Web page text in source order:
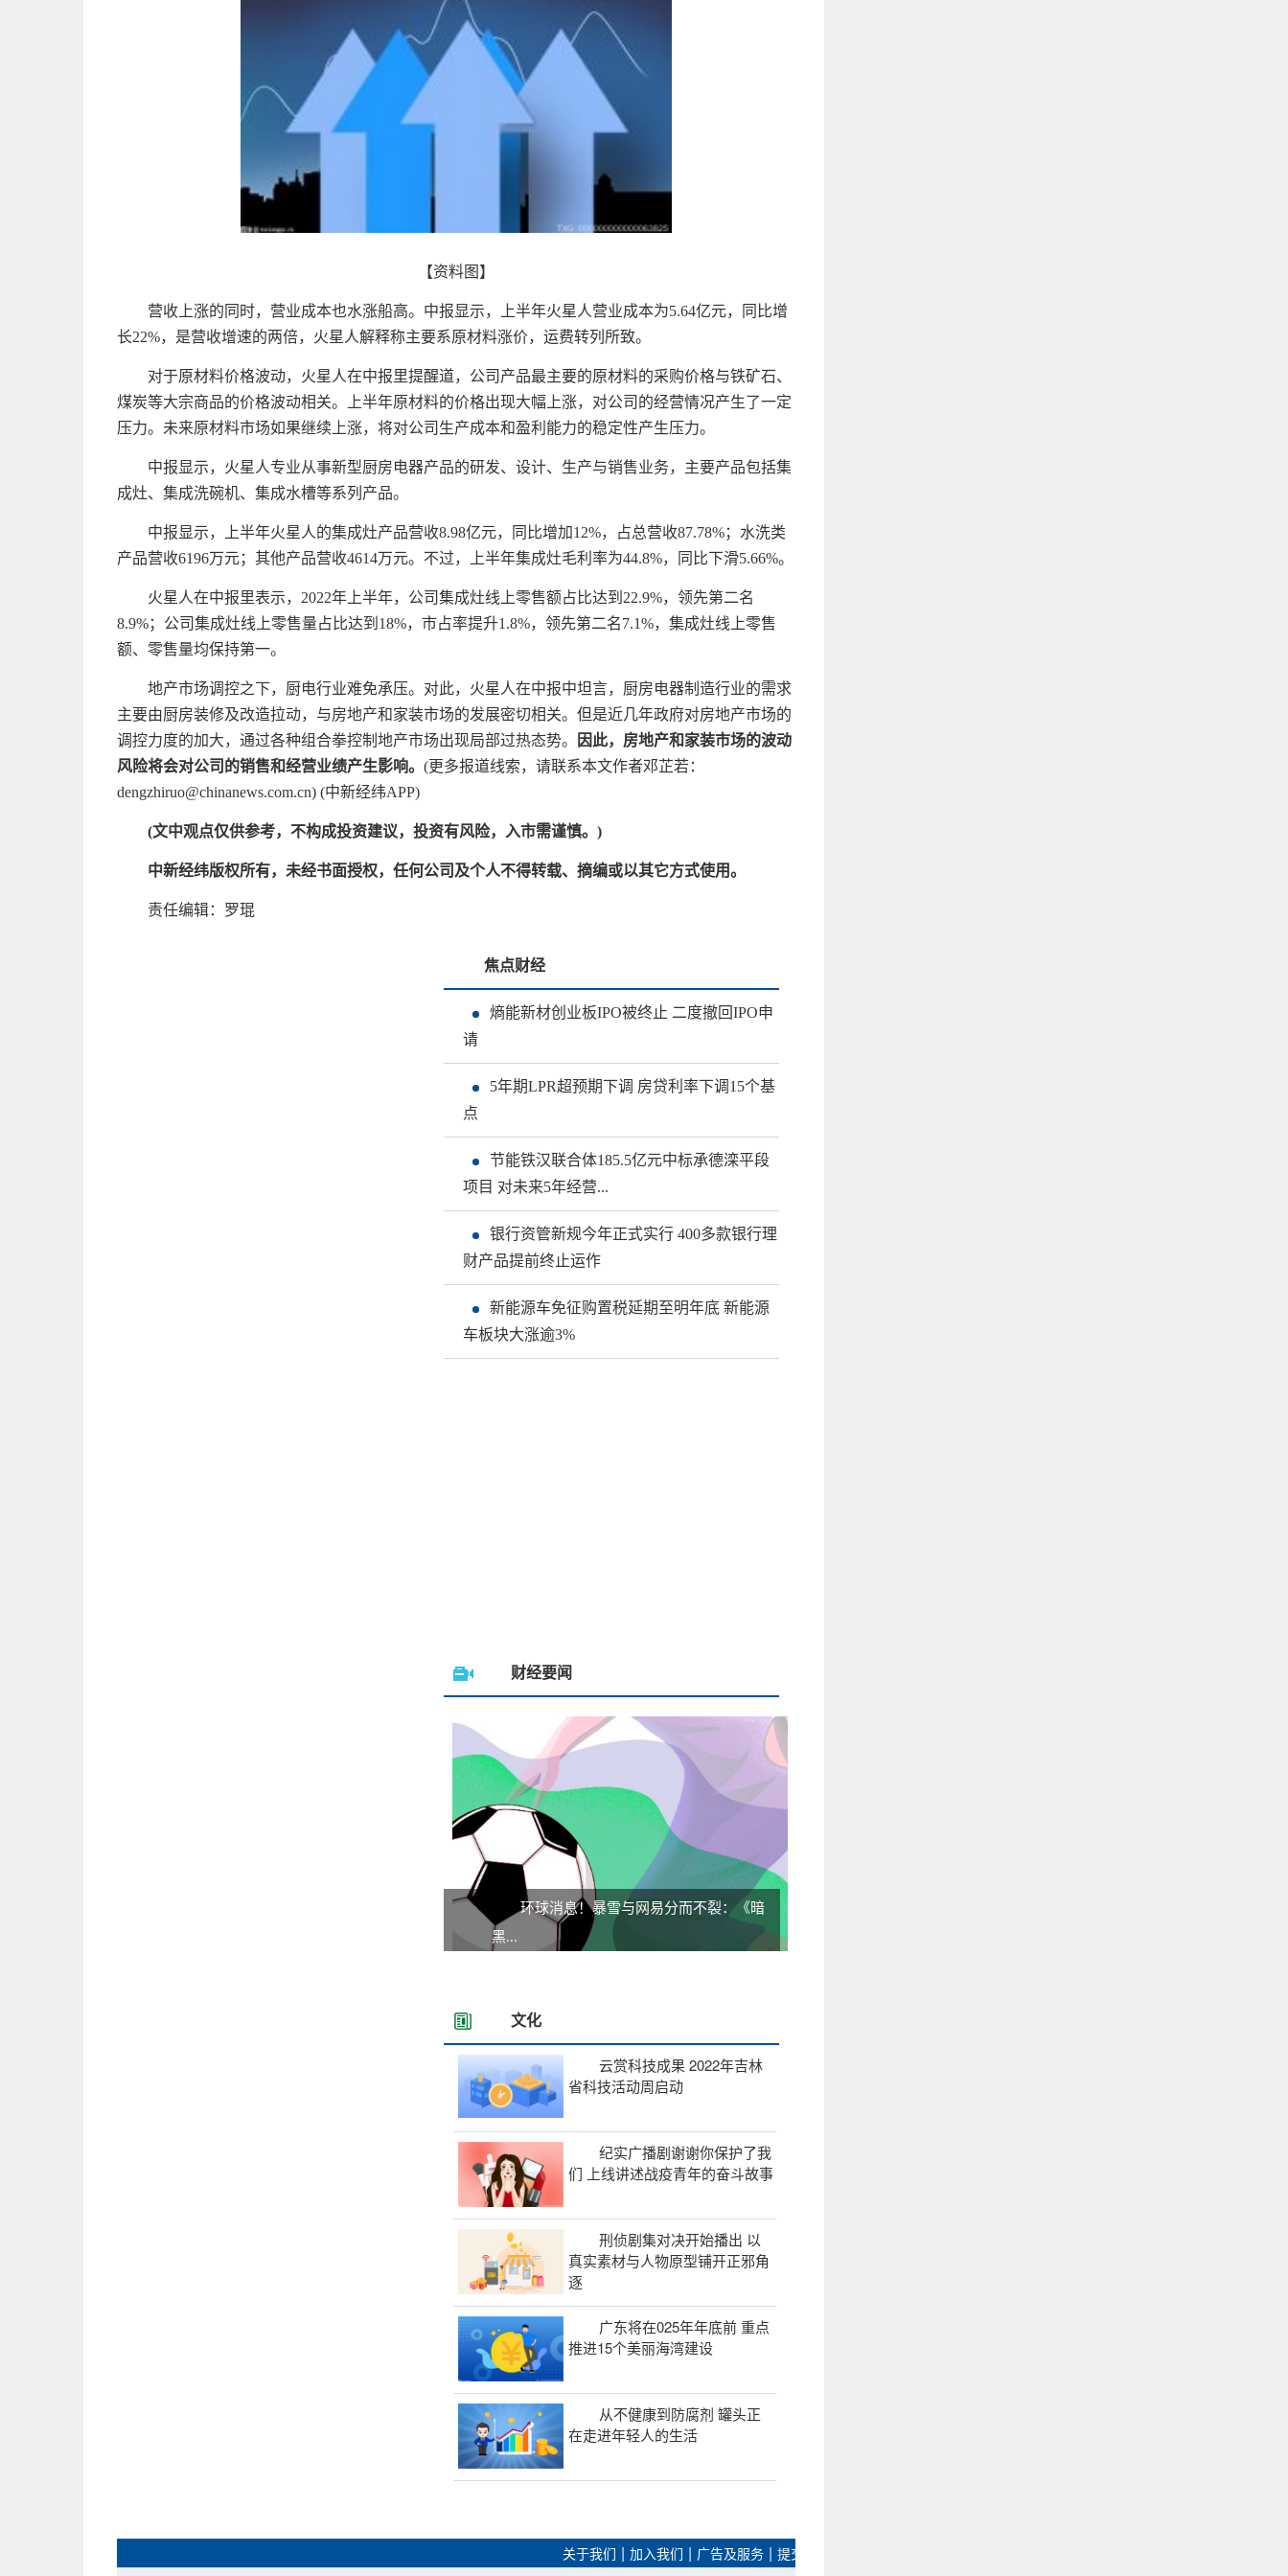
【资料图】
营收上涨的同时，营业成本也水涨船高。中报显示，上半年火星人营业成本为5.64亿元，同比增
长22%，是营收增速的两倍，火星人解释称主要系原材料涨价，运费转列所致。
对于原材料价格波动，火星人在中报里提醒道，公司产品最主要的原材料的采购价格与铁矿石、
煤炭等大宗商品的价格波动相关。上半年原材料的价格出现大幅上涨，对公司的经营情况产生了一定
压力。未来原材料市场如果继续上涨，将对公司生产成本和盈利能力的稳定性产生压力。
中报显示，火星人专业从事新型厨房电器产品的研发、设计、生产与销售业务，主要产品包括集
成灶、集成洗碗机、集成水槽等系列产品。
中报显示，上半年火星人的集成灶产品营收8.98亿元，同比增加12%，占总营收87.78%；水洗类
产品营收6196万元；其他产品营收4614万元。不过，上半年集成灶毛利率为44.8%，同比下滑5.66%。
火星人在中报里表示，2022年上半年，公司集成灶线上零售额占比达到22.9%，领先第二名
8.9%；公司集成灶线上零售量占比达到18%，市占率提升1.8%，领先第二名7.1%，集成灶线上零售
额、零售量均保持第一。
地产市场调控之下，厨电行业难免承压。对此，火星人在中报中坦言，厨房电器制造行业的需求
主要由厨房装修及改造拉动，与房地产和家装市场的发展密切相关。但是近几年政府对房地产市场的
调控力度的加大，通过各种组合拳控制地产市场出现局部过热态势。
因此，房地产和家装市场的波动
风险将会对公司的销售和经营业绩产生影响。 (更多报道线索，请联系本文作者邓芷若：
dengzhiruo@chinanews.com.cn) (中新经纬APP)
(文中观点仅供参考，不构成投资建议，投资有风险，入市需谨慎。)
中新经纬版权所有，未经书面授权，任何公司及个人不得转载、摘编或以其它方式使用。
责任编辑：罗琨
焦点财经
熵能新材创业板IPO被终止 二度撤回IPO申
请
5年期LPR超预期下调 房贷利率下调15个基
点
节能铁汉联合体185.5亿元中标承德滦平段
项目 对未来5年经营...
银行资管新规今年正式实行 400多款银行理
财产品提前终止运作
新能源车免征购置税延期至明年底 新能源
车板块大涨逾3%
财经要闻
环球消息！暴雪与网易分而不裂：《暗
黑...
文化
云赏科技成果 2022年吉林
省科技活动周启动
纪实广播剧谢谢你保护了我
们 上线讲述战疫青年的奋斗故事
刑侦剧集对决开始播出 以
真实素材与人物原型铺开正邪角
逐
广东将在025年年底前 重点
推进15个美丽海湾建设
从不健康到防腐剂 罐头正
在走进年轻人的生活
关于我们 | 加入我们 | 广告及服务 | 提交建议